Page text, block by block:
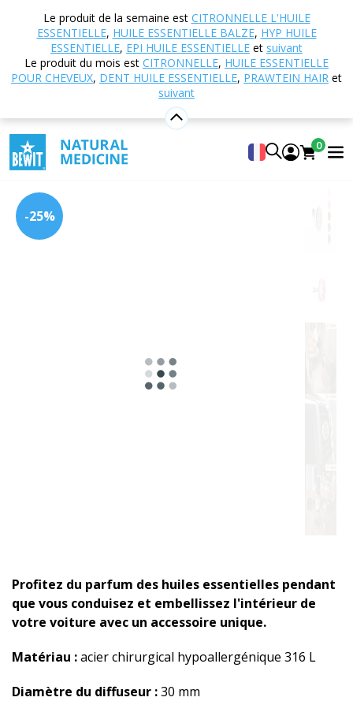
Le produit de la semaine est CITRONNELLE L'HUILE
ESSENTIELLE, HUILE ESSENTIELLE BALZE, HYP HUILE
ESSENTIELLE, EPI HUILE ESSENTIELLE et suivant
Le produit du mois est CITRONNELLE, HUILE ESSENTIELLE
POUR CHEVEUX, DENT HUILE ESSENTIELLE, PRAWTEIN HAIR et
suivant
0
Boutique en ligne
Diffuseurs et diffuseurs d'arômes
Diffuseurs de
voiture
Diffuseur d'arômes de voiture Arbre de Vie
Diffuseur d'arômes de voiture Arbre
de Vie
5 Voir 1 critiques
-25%
Profitez du parfum des huiles essentielles pendant
que vous conduisez et embellissez l'intérieur de
votre voiture avec un accessoire unique.
Matériau :acier chirurgical hypoallergénique 316 L
Diamètre du diffuseur :30 mm